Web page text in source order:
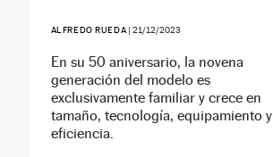
ALFREDO RUEDA |21/12/2023
En su 50 aniversario, la novena
generación del modelo es
exclusivamente familiar y crece en
tamaño, tecnología, equipamiento y
eficiencia.